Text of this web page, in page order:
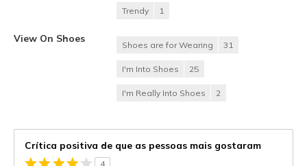
Trendy 1
View On Shoes
Shoes are for Wearing 31
I'm Into Shoes 25
I'm Really Into Shoes 2
Crítica positiva de que as pessoas mais gostaram
4